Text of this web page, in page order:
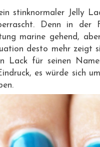
stinknormaler Jelly
Denn in der
marine gehend,
desto mehr zeigt
Lack für seinen
es würde sich